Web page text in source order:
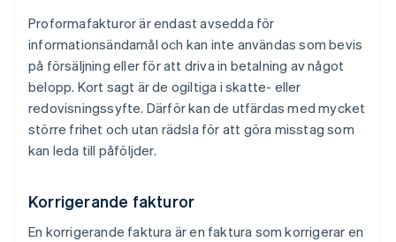
Proformafakturor är endast avsedda för
informationsändamål och kan inte användas som bevis
på försäljning eller för att driva in betalning av något
belopp. Kort sagt är de ogiltiga i skatte- eller
redovisningssyfte. Därför kan de utfärdas med mycket
större frihet och utan rädsla för att göra misstag som
kan leda till påföljder.
Korrigerande fakturor
En korrigerande faktura är en faktura som korrigerar en